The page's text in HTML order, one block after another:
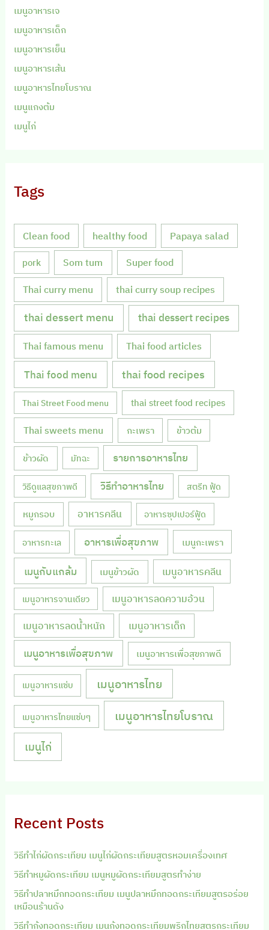
เมนูอาหารเจ
เมนูอาหารเด็ก
เมนูอาหารเย็น
เมนูอาหารเส้น
เมนูอาหารไทยโบราณ
เมนูแกงต้ม
เมนูไก่
Tags
Clean food healthy food Papaya salad
pork Som tum Super food
Thai curry menu thai curry soup recipes
thai dessert menu thai dessert recipes
Thai famous menu Thai food articles
Thai food menu thai food recipes
Thai Street Food menu thai street food recipes
Thai sweets menu กะเพรา ข้าวต้ม
ข้าวผัด มัทฉะ รายการอาหารไทย
วิธีดูแลสุขภาพดี วิธีทำอาหารไทย สตรีท ฟู้ด
หมูกรอบ อาหารคลีน อาหารซุปเปอร์ฟู้ด
อาหารทะเล อาหารเพื่อสุขภาพ เมนูกะเพรา
เมนูกับแกล้ม เมนูข้าวผัด เมนูอาหารคลีน
เมนูอาหารจานเดียว เมนูอาหารลดความอ้วน
เมนูอาหารลดน้ำหนัก เมนูอาหารเด็ก
เมนูอาหารเพื่อสุขภาพ เมนูอาหารเพื่อสุขภาพดี
เมนูอาหารแซ่บ เมนูอาหารไทย
เมนูอาหารไทยแซ่บๆ เมนูอาหารไทยโบราณ
เมนูไก่
Recent Posts
วิธีทำไก่ผัดกระเทียม เมนูไก่ผัดกระเทียมสูตรหอมเครื่องเทศ
วิธีทำหมูผัดกระเทียม เมนูหมูผัดกระเทียมสูตรทำง่าย
วิธีทำปลาหมึกทอดกระเทียม เมนูปลาหมึกทอดกระเทียมสูตรอร่อย
เหมือนร้านดัง
วิธีทำกุ้งทอดกระเทียม เมนูกุ้งทอดกระเทียมพริกไทยสูตรกระเทียม